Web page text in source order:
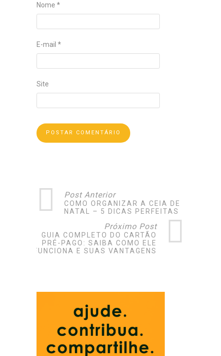
Nome *
E-mail *
Site
Post Anterior
COMO ORGANIZAR A CEIA DE
NATAL – 5 DICAS PERFEITAS
Próximo Post
GUIA COMPLETO DO CARTÃO
PRÉ-PAGO: SAIBA COMO ELE
FUNCIONA E SUAS VANTAGENS